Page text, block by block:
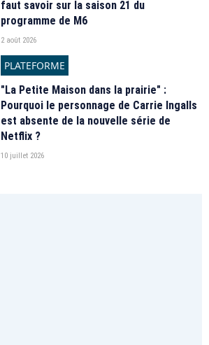
faut savoir sur la saison 21 du
programme de M6
2 août 2026
PLATEFORME
"La Petite Maison dans la prairie" :
Pourquoi le personnage de Carrie Ingalls
est absente de la nouvelle série de
Netflix ?
10 juillet 2026